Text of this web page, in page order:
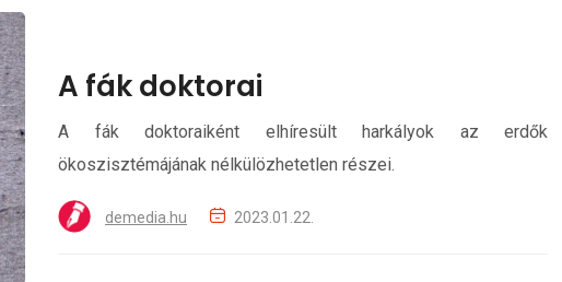
A fák doktorai
A fák doktoraiként elhíresült harkályok az erdők
ökoszisztémájának nélkülözhetetlen részei.
demedia.hu 2023.01.22.